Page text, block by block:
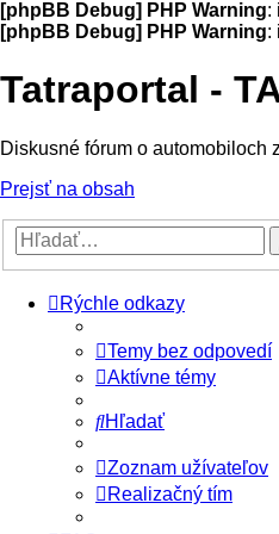
[phpBB Debug] PHP Warning:
[phpBB Debug] PHP Warning:
Tatraportal -
Diskusné fórum o automobiloch
Prejsť na obsah
Rýchle odkazy
Temy bez odpovedí
Aktívne témy
Hľadať
Zoznam užívateľov
Realizačný tím